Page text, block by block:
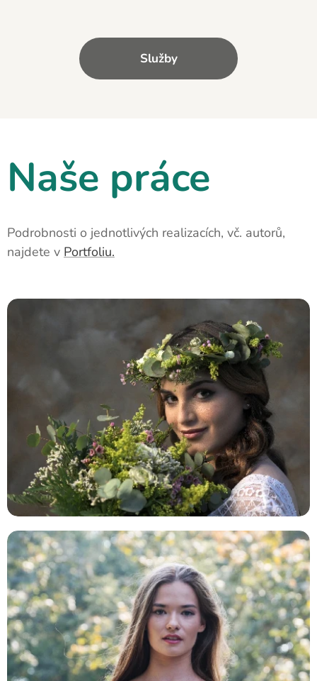
Služby
Naše práce
Podrobnosti o jednotlivých realizacích, vč. autorů,
najdete v Portfoliu.